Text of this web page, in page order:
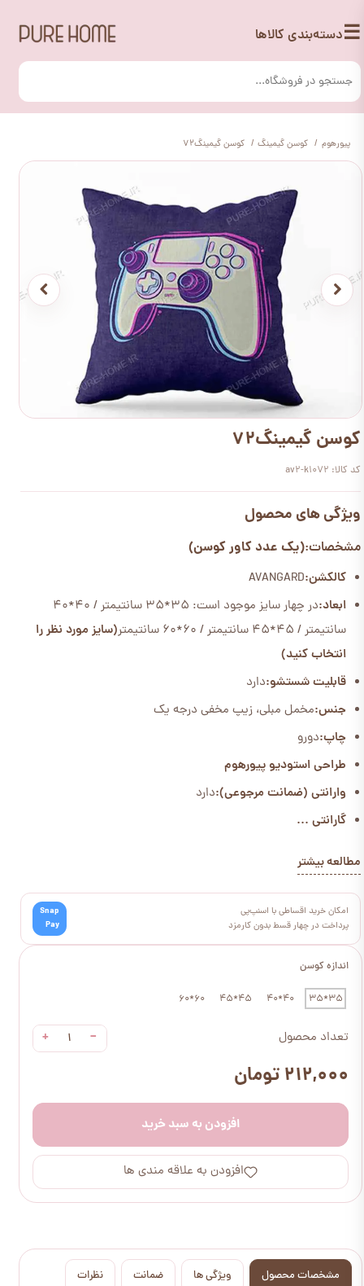
☰دسته‌بندی کالاها
پیورهوم کوسن گیمینگ کوسن گیمینگ72
اندازه کوسن
35*35
40*40
45*45
60*60
تعداد محصول −
+
۲۱۲,۰۰۰ تومان
افزودن به سبد خرید
افزودن به علاقه مندی ها
کوسن گیمینگ72
کد کالا: av2-k1072
ویژگی های محصول
مشخصات:(یک عدد کاور کوسن)
کالکشن:AVANGARD
ابعاد:
در چهار سایز موجود است: 35*35 سانتیمتر / 40*40
سانتیمتر / 45*45 سانتیمتر / 60*60 سانتیمتر
(سایز مورد نظر را
انتخاب کنید)
قابلیت شستشو:دارد
جنس:مخمل مبلی، زیپ مخفی درجه یک
چاپ:دورو
طراحی استودیو پیورهوم
وارانتی (ضمانت مرجوعی):دارد
گارانتی ...
مطالعه بیشتر
امکان خرید اقساطی با اسنپ‌پی
پرداخت در چهار قسط بدون کارمزد
Snap
Pay
مشخصات محصول ویژگی ها ضمانت نظرات